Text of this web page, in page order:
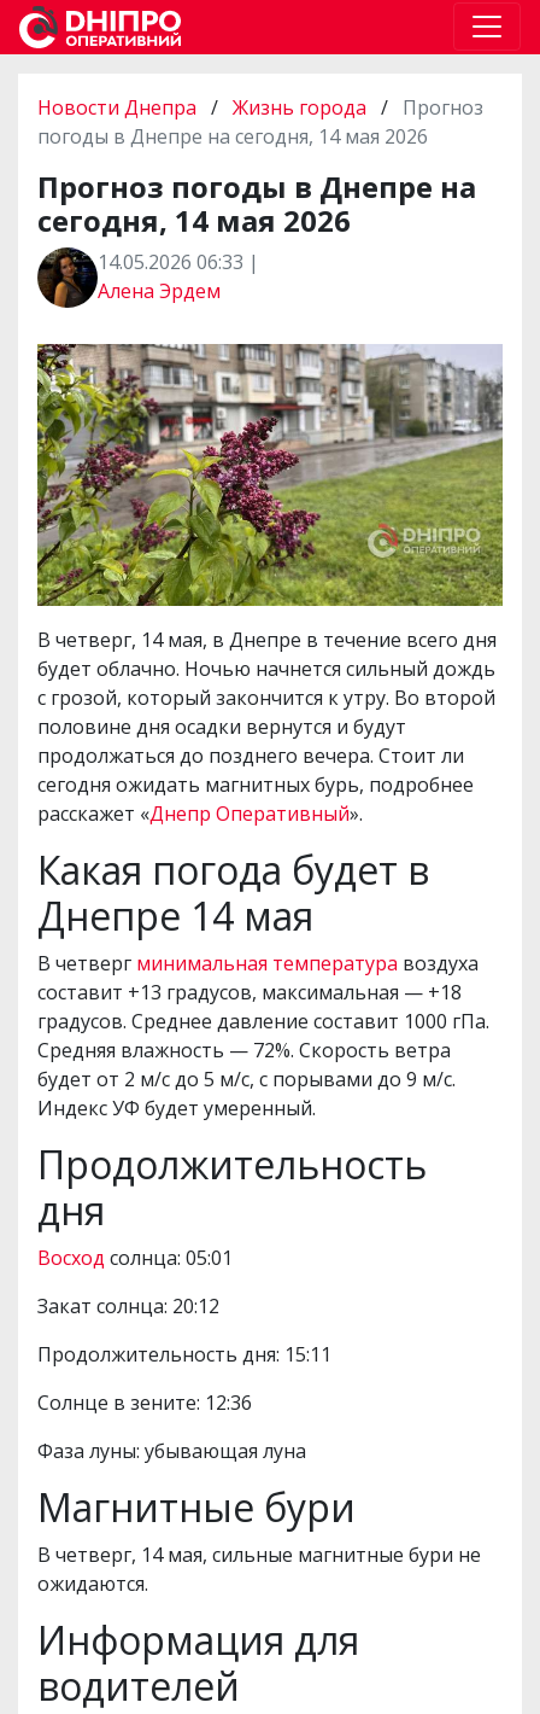
Новости Днепра / Жизнь города / Прогноз
погоды в Днепре на сегодня, 14 мая 2026
Прогноз погоды в Днепре на
сегодня, 14 мая 2026
14.05.2026 06:33 |
Алена Эрдем
В четверг, 14 мая, в Днепре в течение всего дня
будет облачно. Ночью начнется сильный дождь
с грозой, который закончится к утру. Во второй
половине дня осадки вернутся и будут
продолжаться до позднего вечера. Стоит ли
сегодня ожидать магнитных бурь, подробнее
расскажет «Днепр Оперативный».
Какая погода будет в
Днепре 14 мая
В четверг минимальная температура воздуха
составит +13 градусов, максимальная — +18
градусов. Среднее давление составит 1000 гПа.
Средняя влажность — 72%. Скорость ветра
будет от 2 м/с до 5 м/с, с порывами до 9 м/с.
Индекс УФ будет умеренный.
Продолжительность
дня
Восход солнца: 05:01
Закат солнца: 20:12
Продолжительность дня: 15:11
Солнце в зените: 12:36
Фаза луны: убывающая луна
Магнитные бури
В четверг, 14 мая, сильные магнитные бури не
ожидаются.
Информация для
водителей